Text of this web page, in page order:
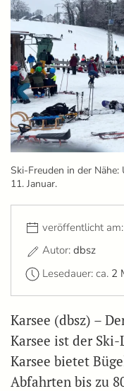
Ski-Freuden in der
11. Januar.
veröffentlicht am:
Autor: dbsz
Lesedauer: ca. 2
Karsee (dbsz) –
Karsee ist der
Karsee bietet
Abfahrten bis zu